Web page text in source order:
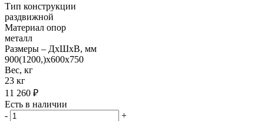
Тип конструкции
раздвижной
Материал опор
металл
Размеры – ДхШхВ, мм
900(1200,)х600х750
Вес, кг
23 кг
11 260 ₽
Есть в наличии
-
+